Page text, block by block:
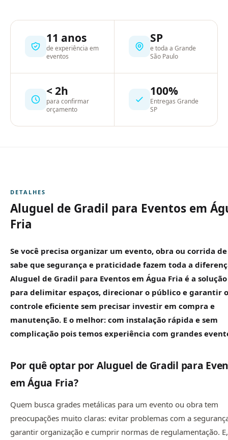
11 anos
de experiência em
eventos
SP
e toda a Grande
São Paulo
< 2h
para confirmar
orçamento
100%
Entregas Grande
SP
DETALHES
Aluguel de Gradil para Eventos em
Fria
Se você precisa organizar um evento, obra ou corrida
sabe que segurança e praticidade fazem toda a
Aluguel de Gradil para Eventos em Água Fria é a
para delimitar espaços, direcionar o público e garantir o
controle eficiente sem precisar investir em compra e
manutenção. E o melhor: com instalação rápida e sem
complicação pois temos experiência com grandes
Por quê optar por Aluguel de Gradil para
em Água Fria?
Quem busca grades metálicas para um evento ou obra tem
preocupações muito claras: evitar problemas com a
garantir organização e cumprir normas de regulamentação.